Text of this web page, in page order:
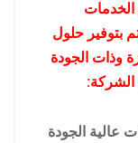
بتوفير حلول
وذات الجودة
الشركة:
عالية الجودة